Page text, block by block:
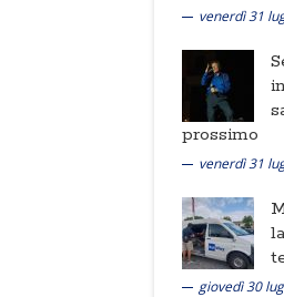
venerdì 31
prossimo
venerdì 31
giovedì 30